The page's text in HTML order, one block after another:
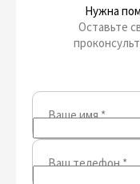
Нужна
Оставьте
Ваше имя*
Ваш телефон*